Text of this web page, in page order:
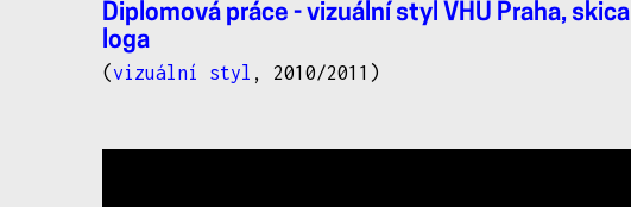
Diplomová práce - vizuální styl VHÚ Praha, skica
loga
(vizuální styl , 2010/2011)